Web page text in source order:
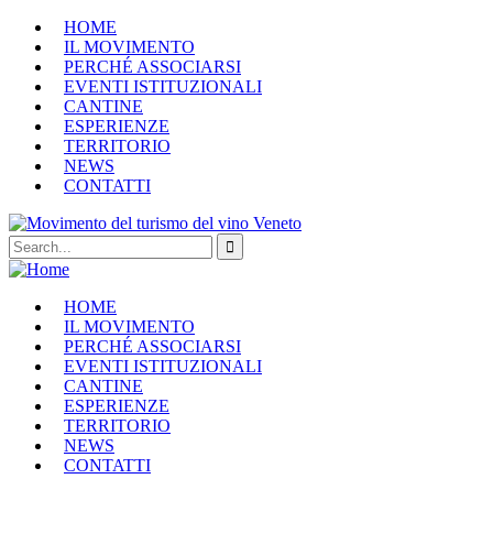
HOME
IL MOVIMENTO
PERCHÉ ASSOCIARSI
EVENTI ISTITUZIONALI
CANTINE
ESPERIENZE
TERRITORIO
NEWS
CONTATTI
HOME
IL MOVIMENTO
PERCHÉ ASSOCIARSI
EVENTI ISTITUZIONALI
CANTINE
ESPERIENZE
TERRITORIO
NEWS
CONTATTI